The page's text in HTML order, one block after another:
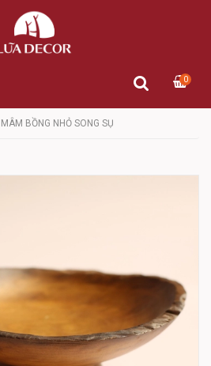
0
MÂM BỒNG NHỎ SONG SỤ